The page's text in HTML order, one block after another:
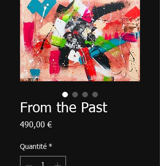
From the Past
490,00 €Prix
Quantité *